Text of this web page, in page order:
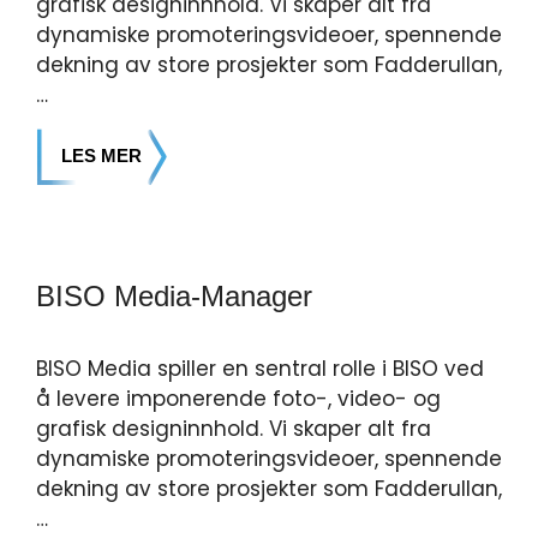
dynamiske promoteringsvideoer, spennende
dekning av store prosjekter som Fadderullan,
…
LES MER
BISO Media-Manager
BISO Media spiller en sentral rolle i BISO ved
å levere imponerende foto-, video- og
grafisk designinnhold. Vi skaper alt fra
dynamiske promoteringsvideoer, spennende
dekning av store prosjekter som Fadderullan,
…